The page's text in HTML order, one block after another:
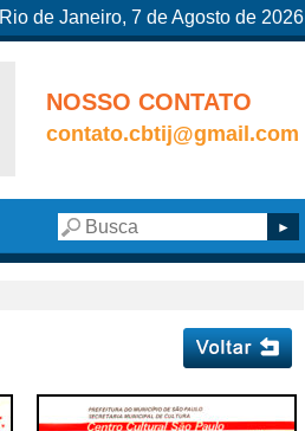
Rio de Janeiro, 7 de Agosto de 2026
NOSSO CONTATO
contato.cbtij@gmail.com